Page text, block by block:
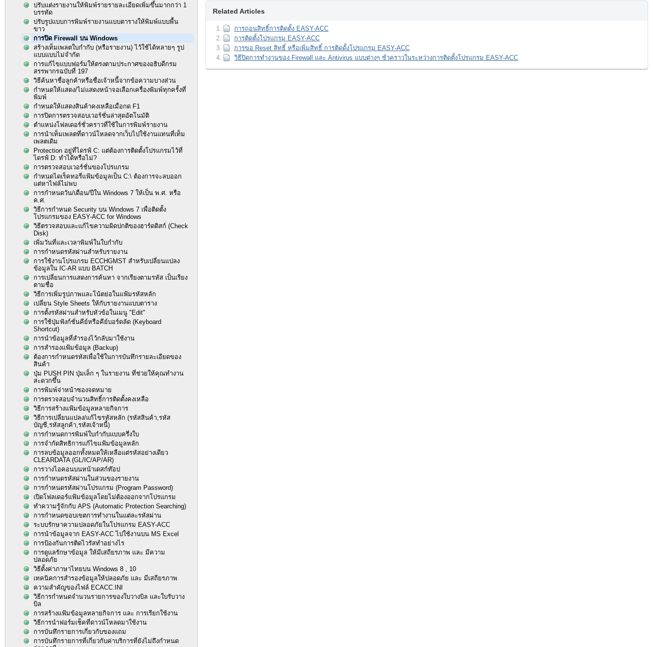
ปรับแต่งรายงานให้พิมพ์รายรายละเอียดเพิ่มขึ้นมากกว่า 1
บรรทัด
ปรับรูปแบบการพิมพ์รายงานแบบตารางให้พิมพ์แบบพื้น
ขาว
การปิด Firewall บน Windows
สร้างเท็มเพลตใบกำกับ (หรือรายงาน) ไว้ใช้ได้หลายๆ รูป
แบบแบบไม่จำกัด
การแก้ไขแบบฟอร์มให้ตรงตามประกาศของอธิบดีกรม
สรรพากรฉบับที่ 197
วิธีค้นหาชื่อลูกค้าหรือชื่อเจ้าหนี้จากข้อความบางส่วน
กำหนดให้แสดง/ไม่แสดงหน้าจอเลือกเครื่องพิมพ์ทุกครั้งที่
พิมพ์
กำหนดให้แสดงสินค้าคงเหลือเมื่อกด F1
การปิดการตรวจสอบเวอร์ชั่นล่าสุดอัตโนมัติ
ตำแหน่งโฟลเดอร์ชั่วคราวที่ใช้ในการพิมพ์รายงาน
การนำเท็มเพลตที่ดาวน์โหลดจากเว็บไปใช้งานแทนที่เท็ม
เพลตเดิม
Protection อยู่ที่ไดรฟ์ C: แต่ต้องการติดตั้งโปรแกรมไว้ที่
ไดรฟ์ D: ทำได้หรือไม่?
การตรวจสอบเวอร์ชั่นของโปรแกรม
กำหนดไดเร็คทอรี่แฟ้มข้อมูลเป็น C:\ ต้องการจะลบออก
แต่หาไฟล์ไม่พบ
การกำหนดวัน/เดือน/ปีใน Windows 7 ให้เป็น พ.ศ. หรือ
ค.ศ.
วิธีการกำหนด Security บน Windows 7 เพื่อติดตั้ง
โปรแกรมของ EASY-ACC for Windows
วิธีตรวจสอบและแก้ไขความผิดปกติของฮาร์ดดิสก์ (Check
Disk)
เพิ่มวันที่และเวลาพิมพ์ในใบกำกับ
การกำหนดรหัสผ่านสำหรับรายงาน
การใช้งานโปรแกรม ECCHGMST สำหรับเปลี่ยนแปลง
ข้อมูลใน IC-AR แบบ BATCH
การเปลี่ยนการแสดงการค้นหา จากเรียงตามรหัส เป็นเรียง
ตามชื่อ
วิธีการเพิ่มรูปภาพและโน้ตย่อในแฟ้มรหัสหลัก
เปลี่ยน Style Sheets ให้กับรายงานแบบตาราง
การตั้งรหัสผ่านสำหรับหัวข้อในเมนู "Edit"
การใช้ปุ่มฟังก์ชั่นคีย์หรือคีย์บอร์ดลัด (Keyboard
Shortcut)
การนำข้อมูลที่สำรองไว้กลับมาใช้งาน
การสำรองแฟ้มข้อมูล (Backup)
ต้องการกำหนดรหัสเพื่อใช้ในการบันทึกรายละเอียดของ
สินค้า
ปุ่ม PUSH PIN ปุ่มเล็ก ๆ ในรายงาน ที่ช่วยให้คุณทำงาน
สะดวกขึ้น
การพิมพ์จ่าหน้าซองจดหมาย
การตรวจสอบจำนวนสิทธิ์การติดตั้งคงเหลือ
วิธีการสร้างแฟ้มข้อมูลหลายกิจการ
วิธีการเปลี่ยนแปลง/แก้ไขรหัสหลัก (รหัสสินค้า,รหัส
บัญชี,รหัสลูกค้า,รหัสเจ้าหนี้)
การกำหนดการพิมพ์ใบกำกับแบบครึ่งใบ
การจำกัดสิทธิการแก้ไขแฟ้มข้อมูลหลัก
การลบข้อมูลออกทั้งหมดให้เหลือแต่รหัสอย่างเดียว
CLEARDATA (GL/IC/AP/AR)
การวางไอคอนบนหน้าเดสก์ท๊อป
การกำหนดรหัสผ่านในส่วนของรายงาน
การกำหนดรหัสผ่านโปรแกรม (Program Password)
เปิดโฟลเดอร์แฟ้มข้อมูลโดยไม่ต้องออกจากโปรแกรม
ทำความรู้จักกับ APS (Automatic Protection Searching)
การกำหนดขอบเขตการทำงานในแต่ละรหัสผ่าน
ระบบรักษาความปลอดภัยในโปรแกรม EASY-ACC
การนำข้อมูลจาก EASY-ACC ไปใช้งานบน MS Excel
การป้องกันการติดไวรัสทำอย่างไร
การดูแลรักษาข้อมูล ให้มีเสถียรภาพ และ มีความ
ปลอดภัย
วิธีตั้งค่าภาษาไทยบน Windows 8 , 10
เทคนิคการสำรองข้อมูลให้ปลอดภัย และ มีเสถียรภาพ
ความสำคัญของไฟล์ ECACC.INI
วิธีการกำหนดจำนวนรายการของใบวางบิล และใบรับวาง
บิล
การสร้างแฟ้มข้อมูลหลายกิจการ และ การเรียกใช้งาน
วิธีการนำฟอร์มเช็คที่ดาวน์โหลดมาใช้งาน
การบันทึกรายการเกี่ยวกับของแถม
การบันทึกรายการที่เกี่ยวกับค่าบริการที่ยังไม่ถึงกำหนด
Related Articles
การถอนสิทธิ์การติดตั้ง EASY-ACC
การติดตั้งโปรแกรม EASY-ACC
การขอ Reset สิทธิ์ หรือเพิ่มสิทธิ์ การติดดั้งโปรแกรม EASY-ACC
วิธีปิดการทำงานของ Firewall และ Antivirus แบบต่างๆ ชั่วคราวในระหว่างการติดตั้งโปรแกรม EASY-ACC